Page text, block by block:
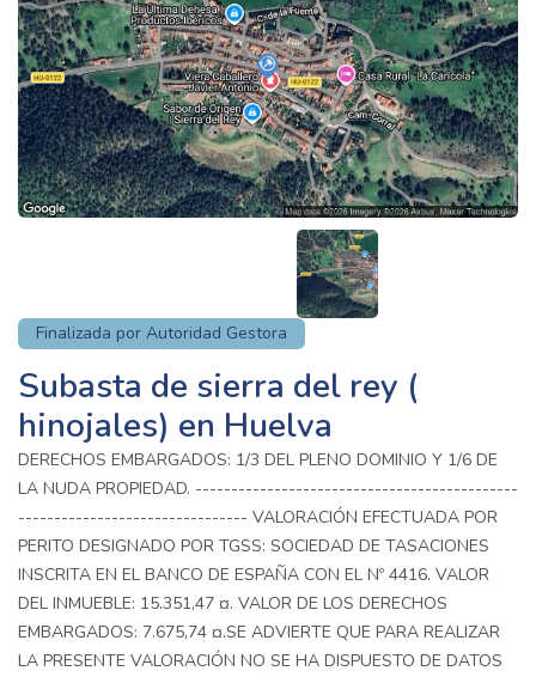
Finalizada por Autoridad Gestora
Subasta de sierra del rey (
hinojales) en Huelva
DERECHOS EMBARGADOS: 1/3 DEL PLENO DOMINIO Y 1/6 DE
LA NUDA PROPIEDAD. ---------------------------------------------
-------------------------------- VALORACIÓN EFECTUADA POR
PERITO DESIGNADO POR TGSS: SOCIEDAD DE TASACIONES
INSCRITA EN EL BANCO DE ESPAÑA CON EL Nº 4416. VALOR
DEL INMUEBLE: 15.351,47 ¤. VALOR DE LOS DERECHOS
EMBARGADOS: 7.675,74 ¤.SE ADVIERTE QUE PARA REALIZAR
LA PRESENTE VALORACIÓN NO SE HA DISPUESTO DE DATOS